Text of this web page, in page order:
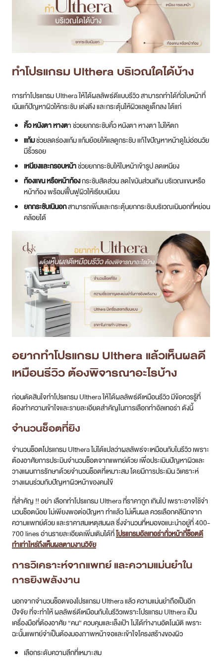
ทำโปรแกรม Ulthera บริเวณใดได้บ้าง
การทำโปรแกรม Ulthera ให้ได้ผลลัพธ์ดีแบบรีวิว สามารถทำได้ทั่วใบหน้าที่
เน้นแก้ปัญหาผิวให้กระชับ เต่งตึง และกระตุ้นให้ผิวแลดูเด็กลง ได้แก่
คิ้ว หนังตา หางตา ช่วยยกกระชับคิ้ว หนังตา หางตา ไม่ให้ตก
แก้มช่วยลดร่องแก้ม แก้มย้อยให้แลดูกระชับ แก้ไขปัญหาหน้าดูไม่อ่อนวัย
มีริ้วรอย
เหนียงและกรอบหน้าช่วยยกกระชับให้ใบหน้าเข้ารูป ลดเหนียง
ท้องแขน หรือหน้าท้องกระชับสัดส่วน ลดไขมันส่วนเกิน บริเวณแขนหรือ
หน้าท้อง พร้อมฟื้นฟูผิวให้เรียบเนียน
ยกกระชับเนินอกสามารถเพิ่มและกระตุ้นยกกระชับบริเวณเนินอกที่หย่อน
คล้อยได้
อยากทำโปรแกรม Ulthera แล้วเห็นผลดี
เหมือนรีวิว ต้องพิจารณาอะไรบ้าง
ก่อนตัดสินใจทำโปรแกรม Ulthera ให้ได้ผลลัพธ์ดีเหมือนรีวิว มีข้อควรรู้ที่
ต้องทำความเข้าใจและรายละเอียดสำคัญในการเลือกทำอัลเทอร่า ดังนี้
จำนวนช็อตที่ยิง
จำนวนช็อตโปรแกรม Ulthera ไม่ได้แปลว่าผลลัพธ์จะเหมือนกับในรีวิว เพราะ
ต้องอาศัยการประมินจำนวนช็อตจากแพทย์ด้วย เพื่อประเมินปัญหาผิวและ
วางแผนการรักษาด้วยจำนวนช็อตที่เหมาะสม โดยมีการประเมิน วิเคราะห์
วางแผนร่วมกับปัญหาผิวหน้าของคนไข้
ที่สำคัญ !! อย่า เลือกทำโปรแกรม Ulthera ที่ราคาถูก เกินไป เพราะอาจใช้จำ
นวนช็อตน้อย ไม่เพียงพอต่อปัญหา ทำแล้ว ไม่เห็นผล ควรเลือกคลีนิกจาก
ความแพทย์ด้วย และราคาสมเหตุสมผล ซึ่งจำนวนที่หมอขอแนะนำอยู่ที่ 400-
700 lines อ่านรายละเอียดเพิ่มเติมได้ที่โปรแกรมอัลเทอร่าทั่วหน้ากี่ช็อตดี
ทำเท่าไหร่ถึงเห็นผลตามงานวิจัย
การวิเคราะห์จากแพทย์ และความแม่นยำใน
การยิงพลังงาน
นอกจากจำนวนช็อตของโปรแกรม Ulthera แล้ว ความแม่นยำถือเป็นอีก
ปัจจัย ที่จะทำให้ ผลลัพธ์ดีเหมือนกับในรีวิวเพราะโปรแกรม Ulthera เป็น
เครื่องมือที่ต้องอาศัย “คน” ควบคุมและเล็งเป้า ไม่ได้ทำงานอัตโนมัติ เพราะ
ฉะนั้นแพทย์จำเป็นต้องมองภาพหน้าจอและเข้าใจโครงสร้างของผิว
เลือกระดับความลึกที่เหมาะสม